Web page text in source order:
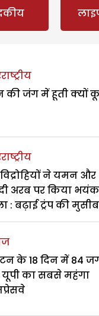
की जंग में हूती क्यों
ने यमन और
अरब पर किया
: बढ़ाई ट्रंप की
के 18 दिन में 84
यूपी का सबसे महंगा